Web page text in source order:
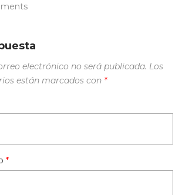
electrónico no será publicada. Los
están marcados con *
*